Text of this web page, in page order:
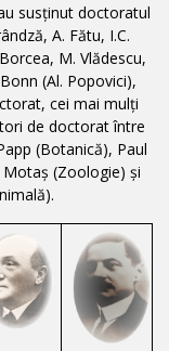
susținut doctoratul
A. Fătu, I.C.
M. Vlădescu,
(Al. Popovici),
cei mai mulți
de doctorat între
(Botanică), Paul
(Zoologie) și